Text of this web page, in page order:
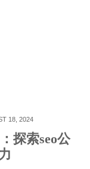
18, 2024
探索seo公